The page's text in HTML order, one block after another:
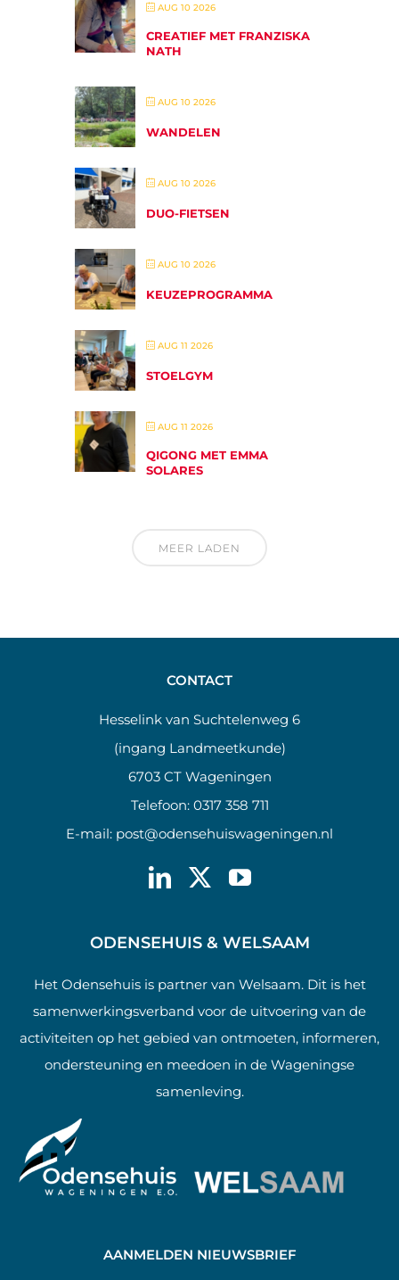
AUG 10 2026
CREATIEF MET FRANZISKA
NATH
AUG 10 2026
WANDELEN
AUG 10 2026
DUO-FIETSEN
AUG 10 2026
KEUZEPROGRAMMA
AUG 11 2026
STOELGYM
AUG 11 2026
QIGONG MET EMMA
SOLARES
MEER LADEN
CONTACT
Hesselink van Suchtelenweg 6
(ingang Landmeetkunde)
6703 CT Wageningen
Telefoon: 0317 358 711
E-mail: post@odensehuiswageningen.nl
ODENSEHUIS & WELSAAM
Het Odensehuis is partner van Welsaam. Dit is het
samenwerkingsverband voor de uitvoering van de
activiteiten op het gebied van ontmoeten, informeren,
ondersteuning en meedoen in de Wageningse
samenleving.
AANMELDEN NIEUWSBRIEF